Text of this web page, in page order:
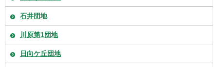
石井団地
川原第1団地
日向ケ丘団地